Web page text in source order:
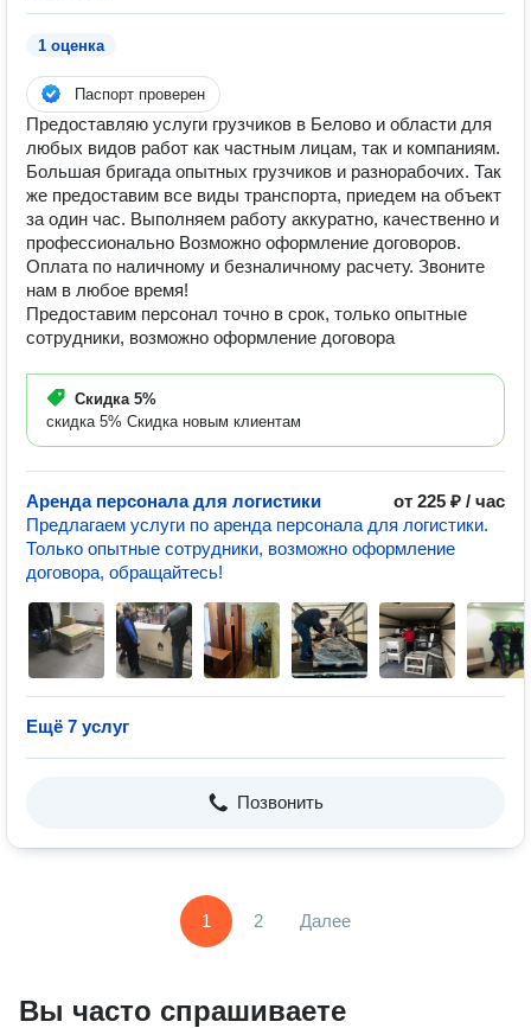
1 оценка
Паспорт проверен
Предоставляю услуги грузчиков в Белово и области для
любых видов работ как частным лицам, так и компаниям.
Большая бригада опытных грузчиков и разнорабочих. Так
же предоставим все виды транспорта, приедем на объект
за один час. Выполняем работу аккуратно, качественно и
профессионально Возможно оформление договоров.
Оплата по наличному и безналичному расчету. Звоните
нам в любое время!
Предоставим персонал точно в срок, только опытные
сотрудники, возможно оформление договора
Скидка 5%
скидка 5% Скидка новым клиентам
Аренда персонала для логистики
от 225 ₽ / час
Предлагаем услуги по аренда персонала для логистики.
Только опытные сотрудники, возможно оформление
договора, обращайтесь!
Ещё 7 услуг
Позвонить
1 2 Далее
Вы часто спрашиваете